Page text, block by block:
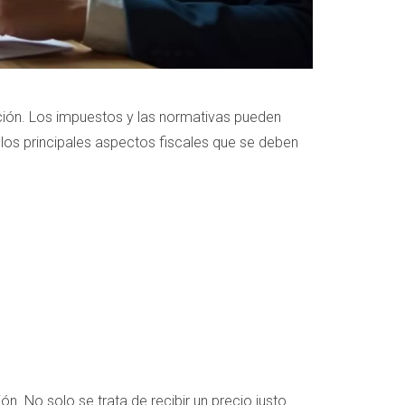
Los impuestos y las normativas pueden
principales aspectos fiscales que se deben
No solo se trata de recibir un precio justo